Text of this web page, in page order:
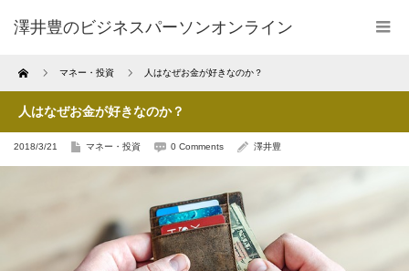
澤井豊のビジネスパーソンオンライン
Home マネー・投資 人はなぜお金が好きなのか？
人はなぜお金が好きなのか？
2018/3/21 マネー・投資 0 Comments 澤井豊